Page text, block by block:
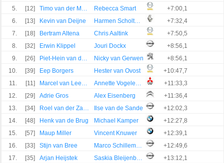
5.
[12] Timo van der Marel Rebecca Smart
+7:00,1
6.
[13] Kevin van Deijne Harmen Scholtalbers
+7:32,4
7.
[18] Bertram Altena Chris Aaltink
+7:50,5
8.
[32] Erwin Klippel Jouri Dockx
+8:56,1
9.
[26] Piet-Hein van der Heijden Nicky van Gerwen
+8:56,1
10.
[39] Eep Borgers Hester van Ovost
+10:47,7
11.
[11] Marcel van Leeuwen Annette Vogelenzang de Jong
+11:33,3
12.
[29] Adrie Gros Alex Eisenberg
+11:36,4
13.
[34] Roel van der Zanden Ilse van de Sande
+12:02,3
14.
[48] Henk van de Brug Michael Kamper
+12:27,8
15.
[57] Maup Miller Vincent Knuwer
+12:39,1
16.
[33] Stijn van Bree Marco Schillemans
+12:49,6
17.
[35] Arjan Heijstek Saskia Bleijenberg
+13:12,1